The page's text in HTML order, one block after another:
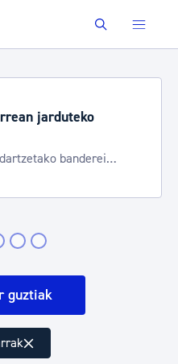
Buscar
jarduteko
banderei
guztiak